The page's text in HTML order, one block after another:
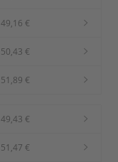
49,16 €
50,43 €
51,89 €
49,43 €
51,47 €